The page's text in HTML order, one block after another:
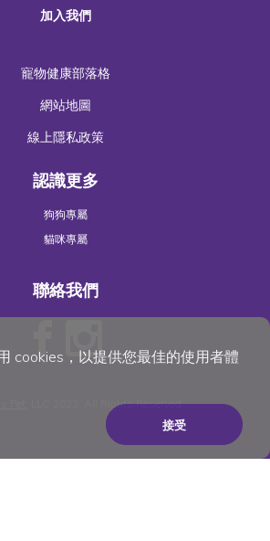
cookies，以提供您最佳的使用者體
接受
加入我們
寵物健康部落格
網站地圖
線上隱私政策
認識更多
狗狗專屬
貓咪專屬
聯絡我們
Pet , LLC 2023. All Rights Reserved